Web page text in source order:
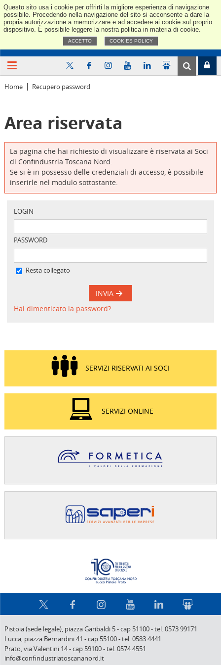
Questo sito usa i cookie per offrirti la migliore esperienza di navigazione
possibile. Procedendo nella navigazione del sito si acconsente a dare la
propria autorizzazione a memorizzare e ad accedere ai cookie sul proprio
dispositivo. È possibile leggere la nostra politica in materia di cookie.
ACCETTO COOKIES POLICY
Home Recupero password
Area riservata
La pagina che hai richiesto di visualizzare è riservata ai Soci
di Confindustria Toscana Nord.
Se si è in possesso delle credenziali di accesso, è possibile
inserirle nel modulo sottostante.
LOGIN
PASSWORD
Resta collegato
INVIA
Hai dimenticato la password?
SERVIZI RISERVATI AI SOCI
SERVIZI ONLINE
Pistoia (sede legale), piazza Garibaldi 5-cap 51100-tel. 0573 99171
Lucca, piazza Bernardini 41 -cap 55100-tel. 0583 4441
Prato,via Valentini 14-cap 59100-tel. 0574 4551
info@confindustriatoscananord.it